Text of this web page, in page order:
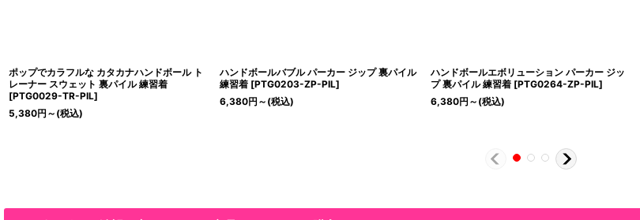
ポップでカラフルな カタカナハンドボール ト
レーナー スウェット 裏パイル 練習着
[PTG0029-TR-PIL]
5,380円 ～ (税込)
ハンドボールバブル パーカー ジップ 裏パイル
練習着 [PTG0203-ZP-PIL]
6,380円 ～ (税込)
ハンドボールエボリューション パーカー ジッ
プ 裏パイル 練習着 [PTG0264-ZP-PIL]
6,380円 ～ (税込)